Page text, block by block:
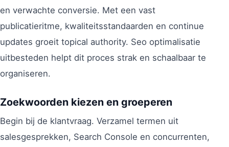
en verwachte conversie. Met een vast
publicatieritme, kwaliteitsstandaarden en continue
updates groeit topical authority. Seo optimalisatie
uitbesteden helpt dit proces strak en schaalbaar te
organiseren.
Zoekwoorden kiezen en groeperen
Begin bij de klantvraag. Verzamel termen uit
salesgesprekken, Search Console en concurrenten,